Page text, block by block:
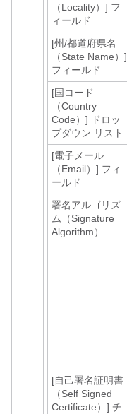
（Locality）] フ
ィールド
[州/都道府県名
（State Name）]
フィールド
[国コード
（Country
Code）]
ドロッ
プダウン リスト
[電子メール
（Email）] フィ
ールド
署名アルゴリズ
ム（Signature
Algorithm）
[自己署名証明書
（Self Signed
Certificate）] チ